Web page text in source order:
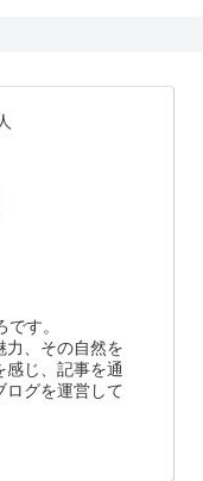
す。
力、その自然を
感じ、記事を通
ログを運営して